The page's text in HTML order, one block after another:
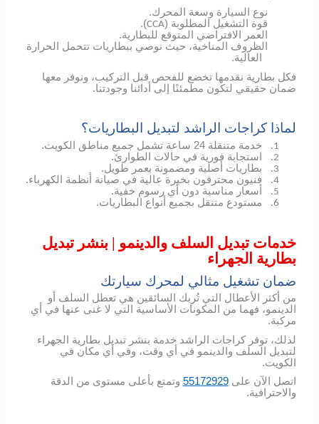
نوع السيارة وسعة المحرك.
قوة التشغيل المطلوبة (CCA
).
العمر الافتراضي المتوقع للبطارية.
الظروف المناخية، حيث نوصي ببطاريات تتحمل الحرارة
العالية.
فكل بطارية نقدمها تخضع للفحص قبل التركيب، ونوفر معها
ضمان حقيقي لتكون مطمئنًا إلى أدائنا وجودتنا.
لماذا كراجات الراشد لتبديل البطاريات؟
1. خدمة متنقلة 24 ساعة تشمل جميع مناطق الكويت.
2. استجابة فورية في حالات الطوارئ.
3. بطاريات أصلية ومضمونة بعمر طويل.
4. فنيون محترفون بخبرة عالية في صيانة أنظمة الكهرباء.
5. أسعار مناسبة دون أي رسوم خفية.
6. مستودع متنقل بجميع أنواع البطاريات.
خدمات تبديل السلف والدينمو | بنشر تبديل
بطارية الجهراء
ضمان تشغيل مثالي لمحرك سيارتك
من أكثر الأعطال التي تُربك السائقين هي تعطل السلف أو
الدينمو، فهما من المكونات الأساسية التي لا غنى عنها في أي
مركبة.
لذلك، توفر كراجات الراشد خدمة بنشر تبديل بطارية الجهراء
لتبديل السلف والدينمو في أي وقت، وفي أي مكان في
الكويت.
اتصل الآن على55172929 وتمتع بأعلى مستوى من الدقة
والاحترافية.